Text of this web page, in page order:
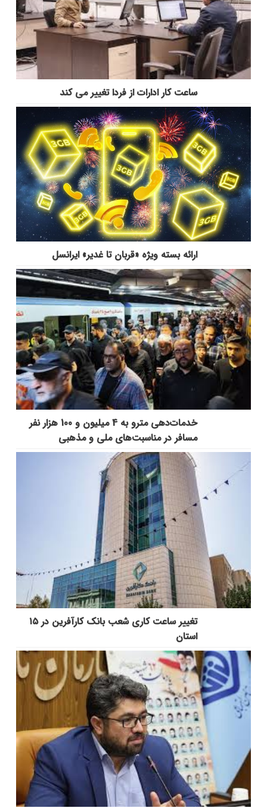
ساعت کار ادارات از فردا تغییر می کند
ارائه بسته ویژه «قربان تا غدیر» ایرانسل
خدمات‌دهي مترو به 4 ميليون و 100 هزار نفر
مسافر در مناسبت‌هاي ملي و مذهبي
تغییر ساعت کاری شعب بانک کارآفرین در ۱۵
استان